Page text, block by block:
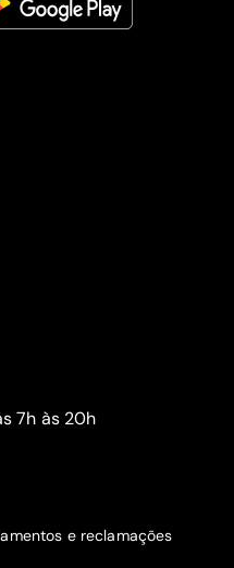
7h às 20h
e reclamações